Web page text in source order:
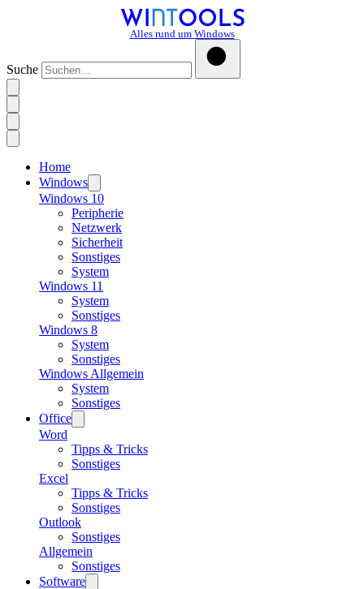
Alles rund um Windows
Suche
Home
Windows
Windows 10
Peripherie
Netzwerk
Sicherheit
Sonstiges
System
Windows 11
System
Sonstiges
Windows 8
System
Sonstiges
Windows Allgemein
System
Sonstiges
Office
Word
Tipps & Tricks
Sonstiges
Excel
Tipps & Tricks
Sonstiges
Outlook
Sonstiges
Allgemein
Sonstiges
Software